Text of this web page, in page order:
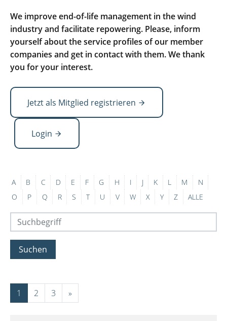
We improve end-of-life management in the wind
industry and facilitate repowering. Please, inform
yourself about the service profiles of our member
companies and get in contact with them. We thank
you for your interest.
Jetzt als Mitglied registrieren
Login
A B C D E F G H I J K L M
N
O
P Q R S T U V W X Y Z ALLE
Suchen
1 2 3 »